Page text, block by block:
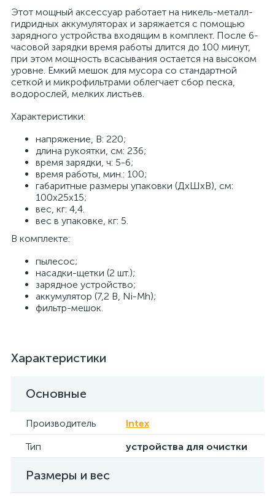
Этот мощный аксессуар работает на никель-металл-
гидридных аккумуляторах и заряжается с помощью
зарядного устройства входящим в комплект. После 6-
часовой зарядки время работы длится до 100 минут,
при этом мощность всасывания остается на высоком
уровне. Емкий мешок для мусора со стандартной
сеткой и микрофильтрами облегчает сбор песка,
водорослей, мелких листьев.
Характеристики:
напряжение, В: 220;
длина рукоятки, см: 236;
время зарядки, ч: 5-6;
время работы, мин.: 100;
габаритные размеры упаковки (ДхШхВ), см:
100х25х15;
вес, кг: 4,4.
вес в упаковке, кг: 5.
В комплекте:
пылесос;
насадки-щетки (2 шт.);
зарядное устройство;
аккумулятор (7,2 В, Ni-Mh);
фильтр-мешок.
Характеристики
Основные
Производитель
Intex
Тип
устройства для очистки
Размеры и вес